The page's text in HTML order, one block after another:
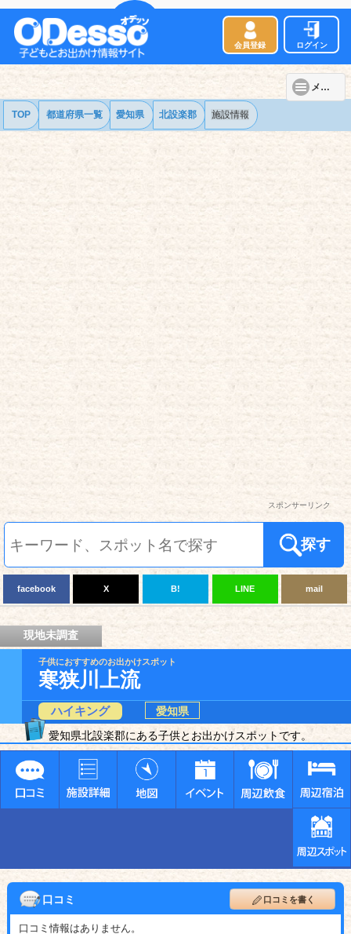
会員登録 ログイン
メニュー
TOP 都道府県一覧 愛知県 北設楽郡 施設情報
スポンサーリンク
探す
facebook X B! LINE mail
現地未調査
子供におすすめのお出かけスポット
寒狭川上流
ハイキング
愛知県
愛知県北設楽郡にある子供とお出かけスポットです。
口コミ 口コミを書く
口コミ情報はありません。